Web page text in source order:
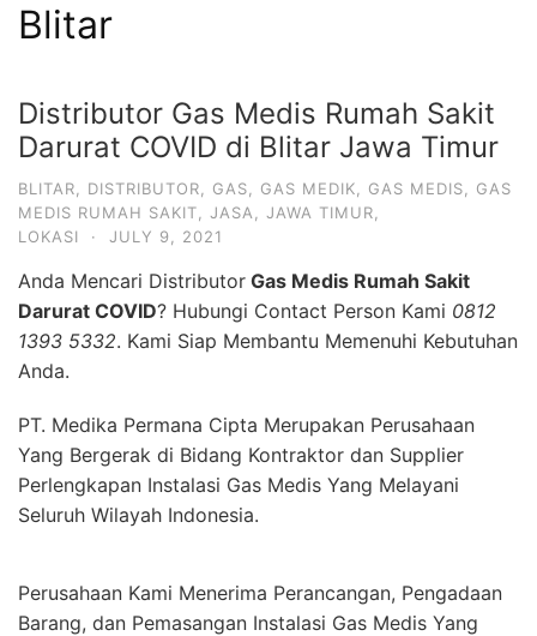
Blitar
Distributor Gas Medis Rumah Sakit
Darurat COVID di Blitar Jawa Timur
BLITAR DISTRIBUTOR GAS GAS MEDIK GAS MEDIS
GAS
MEDIS RUMAH SAKIT
JASA JAWA TIMUR
LOKASI
· JULY 9, 2021
Anda Mencari Distributor Gas Medis Rumah Sakit
Darurat COVID? Hubungi Contact Person Kami 0812
1393 5332. Kami Siap Membantu Memenuhi Kebutuhan
Anda.
PT. Medika Permana Cipta Merupakan Perusahaan
Yang Bergerak di Bidang Kontraktor dan Supplier
Perlengkapan Instalasi Gas Medis Yang Melayani
Seluruh Wilayah Indonesia.
Perusahaan Kami Menerima Perancangan, Pengadaan
Barang, dan Pemasangan Instalasi Gas Medis Yang